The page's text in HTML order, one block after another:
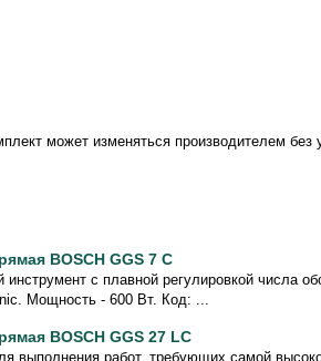
может изменяться производителем без
BOSCH GGS 7 C
с плавной регулировкой числа
Мощность - 600 Вт. Код: ...
BOSCH GGS 27 LC
выполнения работ, требующих самой